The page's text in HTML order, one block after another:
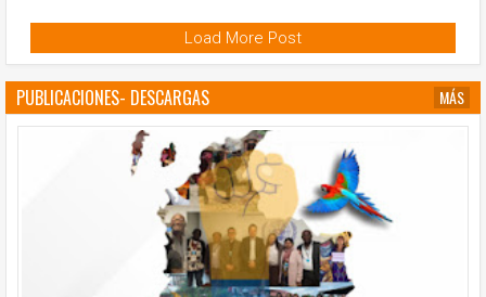
Load More Post
PUBLICACIONES- DESCARGAS MÁS